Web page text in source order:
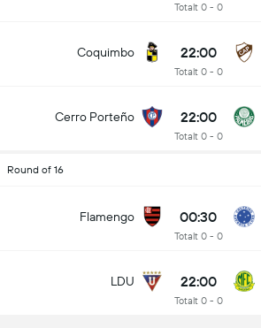
Totalt 0 - 0
Coquimbo 22:00
Totalt 0 - 0
Cerro Porteño 22:00
Totalt 0 - 0
Round of 16
Flamengo 00:30
Totalt 0 - 0
LDU 22:00
Totalt 0 - 0